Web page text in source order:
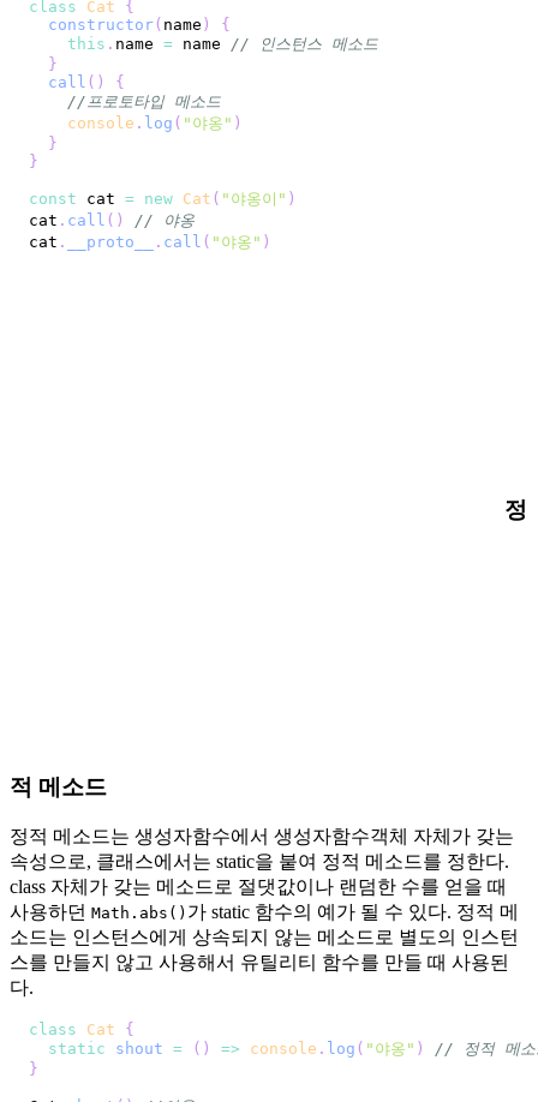
class Cat
{
constructor( name )
{
this . name = name // 인스턴스 메소드
}
call ( )
{
//프로토타입 메소드
console . log ( "야옹" )
}
}
const cat = new Cat ( "야옹이" )
cat . call ( )
// 야옹
cat . __proto__ . call ( "야옹" )
정
적 메소드
정적 메소드는 생성자함수에서 생성자함수객체 자체가 갖는
속성으로, 클래스에서는 static을 붙여 정적 메소드를 정한다.
class 자체가 갖는 메소드로 절댓값이나 랜덤한 수를 얻을 때
사용하던 Math.abs() 가 static 함수의 예가 될 수 있다. 정적 메
소드는 인스턴스에게 상속되지 않는 메소드로 별도의 인스턴
스를 만들지 않고 사용해서 유틸리티 함수를 만들 때 사용된
다.
class Cat
{
static
shout = ( ) => console . log ( "야옹" )
// 정적 메소
}